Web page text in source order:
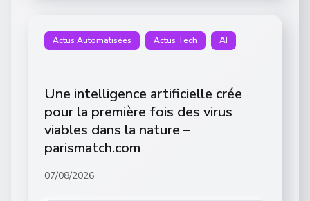
Actus Automatisées Actus Tech AI
Une intelligence artificielle crée
pour la première fois des virus
viables dans la nature –
parismatch.com
07/08/2026